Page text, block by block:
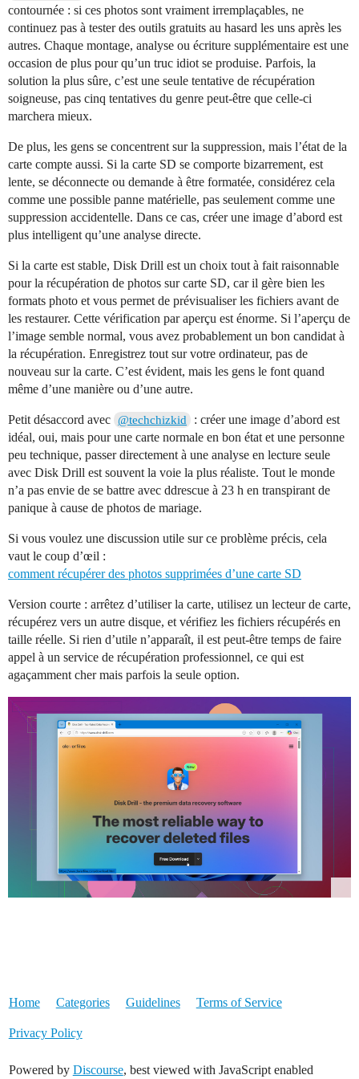
contournée : si ces photos sont vraiment irremplaçables, ne
continuez pas à tester des outils gratuits au hasard les uns après les
autres. Chaque montage, analyse ou écriture supplémentaire est une
occasion de plus pour qu’un truc idiot se produise. Parfois, la
solution la plus sûre, c’est une seule tentative de récupération
soigneuse, pas cinq tentatives du genre peut-être que celle-ci
marchera mieux.
De plus, les gens se concentrent sur la suppression, mais l’état de la
carte compte aussi. Si la carte SD se comporte bizarrement, est
lente, se déconnecte ou demande à être formatée, considérez cela
comme une possible panne matérielle, pas seulement comme une
suppression accidentelle. Dans ce cas, créer une image d’abord est
plus intelligent qu’une analyse directe.
Si la carte est stable, Disk Drill est un choix tout à fait raisonnable
pour la récupération de photos sur carte SD, car il gère bien les
formats photo et vous permet de prévisualiser les fichiers avant de
les restaurer. Cette vérification par aperçu est énorme. Si l’aperçu de
l’image semble normal, vous avez probablement un bon candidat à
la récupération. Enregistrez tout sur votre ordinateur, pas de
nouveau sur la carte. C’est évident, mais les gens le font quand
même d’une manière ou d’une autre.
Petit désaccord avec @techchizkid
: créer une image d’abord est
idéal, oui, mais pour une carte normale en bon état et une personne
peu technique, passer directement à une analyse en lecture seule
avec Disk Drill est souvent la voie la plus réaliste. Tout le monde
n’a pas envie de se battre avec ddrescue à 23 h en transpirant de
panique à cause de photos de mariage.
Si vous voulez une discussion utile sur ce problème précis, cela
vaut le coup d’œil :
comment récupérer des photos supprimées d’une carte SD
Version courte : arrêtez d’utiliser la carte, utilisez un lecteur de carte,
récupérez vers un autre disque, et vérifiez les fichiers récupérés en
taille réelle. Si rien d’utile n’apparaît, il est peut-être temps de faire
appel à un service de récupération professionnel, ce qui est
agaçamment cher mais parfois la seule option.
Home Categories Guidelines Terms of Service
Privacy Policy
Powered by Discourse, best viewed with JavaScript enabled